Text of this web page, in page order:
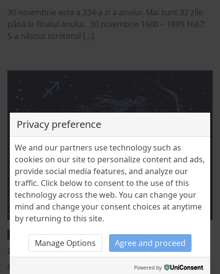
30 noiembrie este a 334-a zi a anului. Mai sunt 32 zile
până la finalul anului. 30 noiembrie 1600 – 1899 1667:
S-a născut scriitorul […]
Uncategorized
ZODIA SĂGETĂTORULUI ÎN CULTURĂ ȘI ISTORIE
17
Privacy preference
We and our partners use technology such as
cookies on our site to personalize content and ads,
provide social media features, and analyze our
traffic. Click below to consent to the use of this
technology across the web. You can change your
mind and change your consent choices at anytime
by returning to this site.
Manage Options Agree and proceed
Powered by